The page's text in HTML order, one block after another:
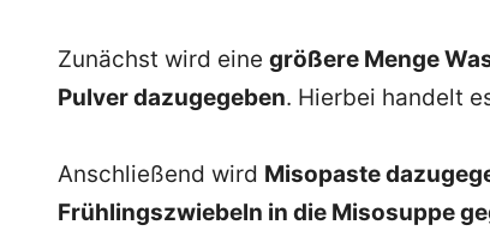
Zunächst wird eine größere Menge
Pulver dazugegeben. Hierbei handelt
Anschließend wird Misopaste
Frühlingszwiebeln in die Misosuppe